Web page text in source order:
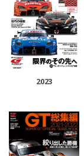
2023